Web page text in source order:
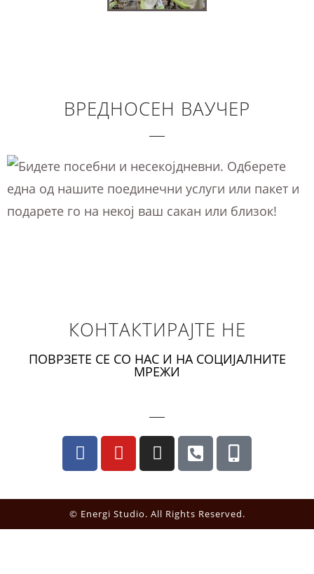
ВРЕДНОСЕН ВАУЧЕР
КОНТАКТИРАЈТЕ НЕ
ПОВРЗЕТЕ СЕ СО НАС И НА СОЦИЈАЛНИТЕ
МРЕЖИ
© Energi Studio. All Rights Reserved.